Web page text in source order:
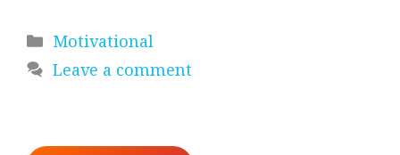
Categories
Motivational
Leave a comment